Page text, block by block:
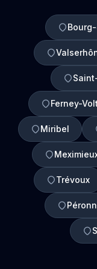
Ferney-
Miribel
Trévoux